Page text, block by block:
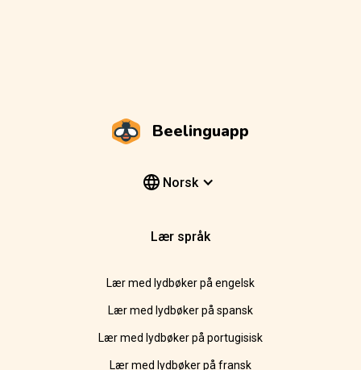
Beelinguapp
Norsk
Lær språk
Lær med lydbøker på engelsk
Lær med lydbøker på spansk
Lær med lydbøker på portugisisk
Lær med lydbøker på fransk